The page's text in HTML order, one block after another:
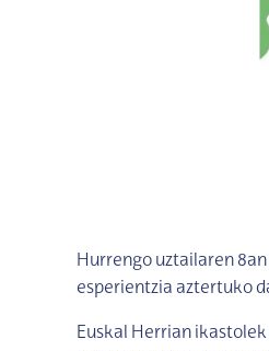
Hurrengo uztailaren
esperientzia aztertuko
Euskal Herrian